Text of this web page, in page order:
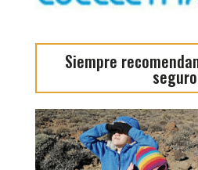
Siempre
seguro